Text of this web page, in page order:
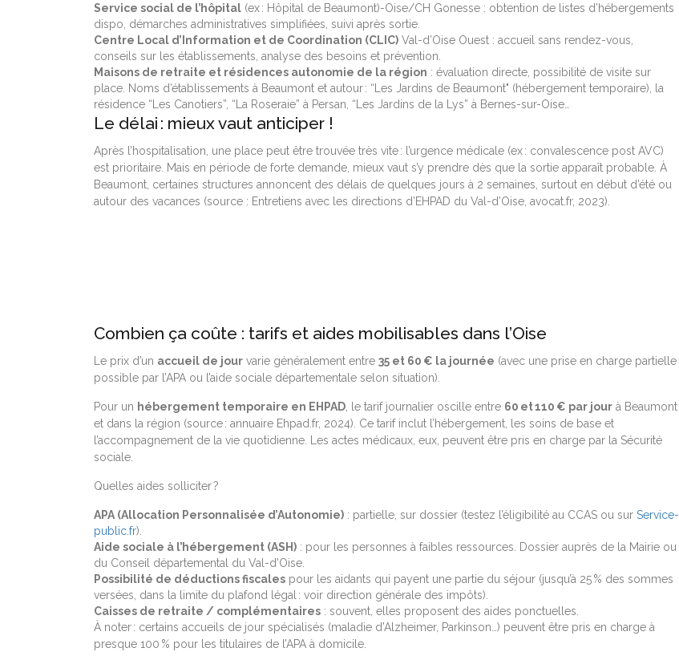
Service social de l’hôpital (ex : Hôpital de Beaumont)-Oise/CH Gonesse : obtention de listes d’hébergements
dispo, démarches administratives simplifiées, suivi après sortie.
Centre Local d’Information et de Coordination (CLIC) Val-d’Oise Ouest : accueil sans rendez-vous,
conseils sur les établissements, analyse des besoins et prévention.
Maisons de retraite et résidences autonomie de la région : évaluation directe, possibilité de visite sur
place. Noms d’établissements à Beaumont et autour : “Les Jardins de Beaumont" (hébergement temporaire), la
résidence “Les Canotiers”, “La Roseraie” à Persan, “Les Jardins de la Lys” à Bernes-sur-Oise…
Le délai : mieux vaut anticiper !
Après l’hospitalisation, une place peut être trouvée très vite : l’urgence médicale (ex : convalescence post AVC)
est prioritaire. Mais en période de forte demande, mieux vaut s’y prendre dès que la sortie apparaît probable. À
Beaumont, certaines structures annoncent des délais de quelques jours à 2 semaines, surtout en début d’été ou
autour des vacances (source : Entretiens avec les directions d’EHPAD du Val-d’Oise, avocat.fr, 2023).
Combien ça coûte : tarifs et aides mobilisables dans l’Oise
Le prix d’un accueil de jour varie généralement entre 35 et 60 € la journée (avec une prise en charge partielle
possible par l’APA ou l’aide sociale départementale selon situation).
Pour un hébergement temporaire en EHPAD , le tarif journalier oscille entre 60 et 110 € par jour à Beaumont
et dans la région (source : annuaire Ehpad.fr, 2024). Ce tarif inclut l’hébergement, les soins de base et
l’accompagnement de la vie quotidienne. Les actes médicaux, eux, peuvent être pris en charge par la Sécurité
sociale.
Quelles aides solliciter ?
APA (Allocation Personnalisée d’Autonomie) : partielle, sur dossier (testez l’éligibilité au CCAS ou sur Service-
public.fr).
Aide sociale à l’hébergement (ASH) : pour les personnes à faibles ressources. Dossier auprès de la Mairie ou
du Conseil départemental du Val-d’Oise.
Possibilité de déductions fiscales pour les aidants qui payent une partie du séjour (jusqu’à 25 % des sommes
versées, dans la limite du plafond légal : voir direction générale des impôts).
Caisses de retraite / complémentaires : souvent, elles proposent des aides ponctuelles.
À noter : certains accueils de jour spécialisés (maladie d’Alzheimer, Parkinson…) peuvent être pris en charge à
presque 100 % pour les titulaires de l’APA à domicile.